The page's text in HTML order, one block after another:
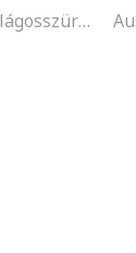
Finomkötött póló, Világosszürke